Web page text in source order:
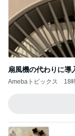
扇風機の代わりに導
Amebaトピックス 18